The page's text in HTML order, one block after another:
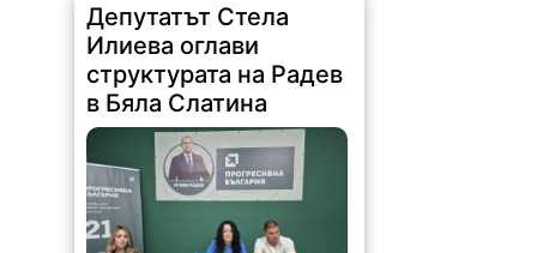
Депутатът Стела
Илиева оглави
структурата на Радев
в Бяла Слатина